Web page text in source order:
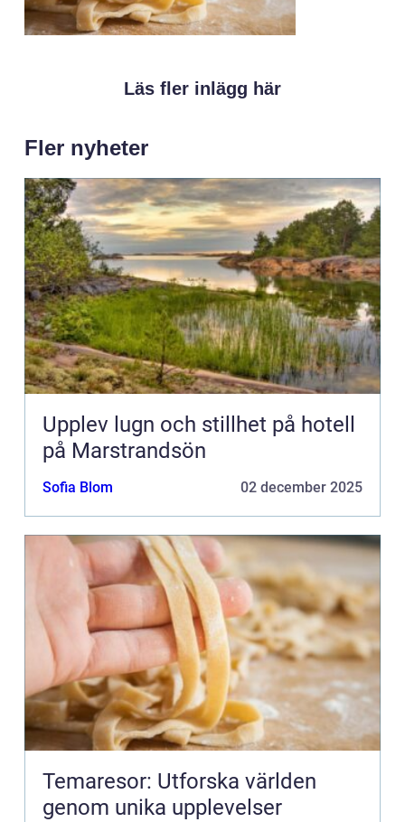
Läs fler inlägg här
Fler nyheter
Upplev lugn och stillhet på hotell
på Marstrandsön
Sofia Blom 02 december 2025
Temaresor: Utforska världen
genom unika upplevelser